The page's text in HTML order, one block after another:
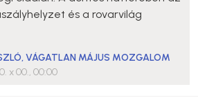
és a rovarvilág
,VÁGATLAN MÁJUS MOZGALOM
x 00., 00:00